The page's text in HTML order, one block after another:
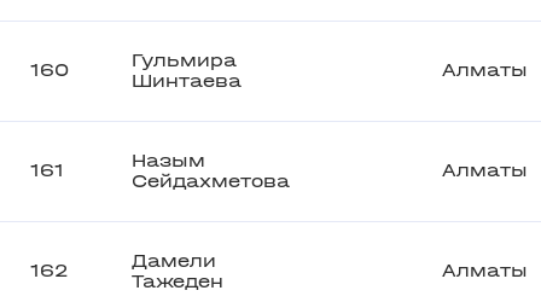
160
Гульмира
Шинтаева
Алматы
161
Назым
Сейдахметова
Алматы
162
Дамели
Тажеден
Алматы